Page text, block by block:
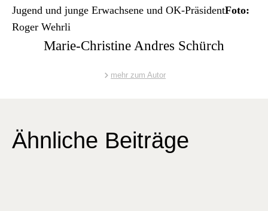
Jugend und junge Erwach­sene und OK-Präsi­dentFoto:
Roger Wehrli
Marie-Christine Andres Schürch
mehr zum Autor
Ähnliche Beiträge